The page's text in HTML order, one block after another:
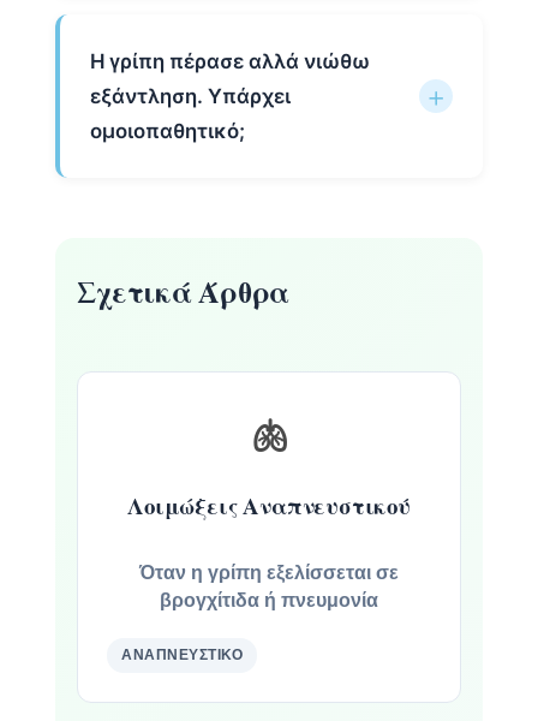
Η γρίπη πέρασε αλλά νιώθω
εξάντληση. Υπάρχει
ομοιοπαθητικό;
Σχετικά Άρθρα
🫁
Λοιμώξεις Αναπνευστικού
Όταν η γρίπη εξελίσσεται σε
βρογχίτιδα ή πνευμονία
ΑΝΑΠΝΕΥΣΤΙΚΌ